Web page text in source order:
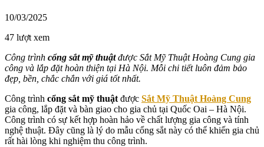
10/03/2025
47 lượt xem
Công trình cổng sắt mỹ thuậtđược Sắt Mỹ Thuật Hoàng Cung gia
công và lắp đặt hoàn thiện tại Hà Nội. Mỗi chi tiết luôn đảm bảo
đẹp, bền, chắc chắn với giá tốt nhất.
Công trình cổng sắt mỹ thuật được Sắt Mỹ Thuật Hoàng Cung
gia công, lắp đặt và bàn giao cho gia chủ tại Quốc Oai – Hà Nội.
Công trình có sự kết hợp hoàn hảo về chất lượng gia công và tính
nghệ thuật. Đây cũng là lý do mẫu cổng sắt này có thể khiến gia chủ
rất hài lòng khi nghiệm thu công trình.